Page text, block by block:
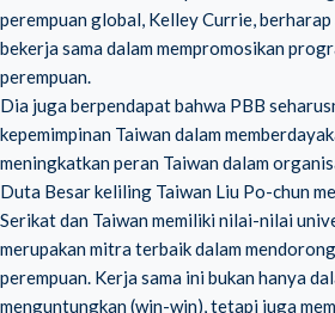
perempuan global, Kelley Currie,
bekerja sama dalam mempromosikan
perempuan.
Dia juga berpendapat bahwa PBB
kepemimpinan Taiwan dalam
meningkatkan peran Taiwan dalam
Duta Besar keliling Taiwan Liu Po-chun
Serikat dan Taiwan memiliki nilai-nilai
merupakan mitra terbaik dalam
perempuan. Kerja sama ini bukan hanya
menguntungkan (win-win), tetapi juga